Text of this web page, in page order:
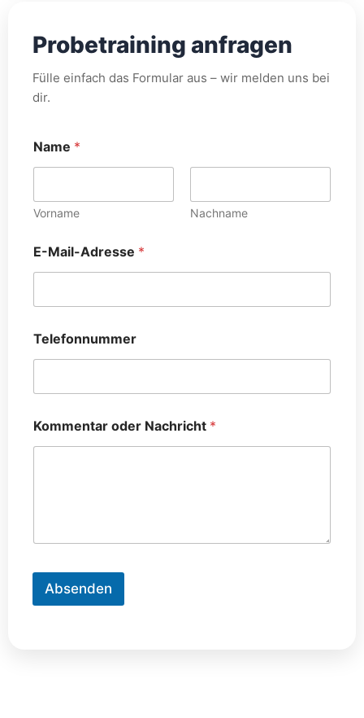
Probetraining anfragen
Fülle einfach das Formular aus – wir melden uns bei
dir.
*
T
l
e
o
n
n
m
e
Name *
Vorname Nachname
E-Mail-Adresse *
Telefonnummer
Kommentar oder Nachricht *
Absenden